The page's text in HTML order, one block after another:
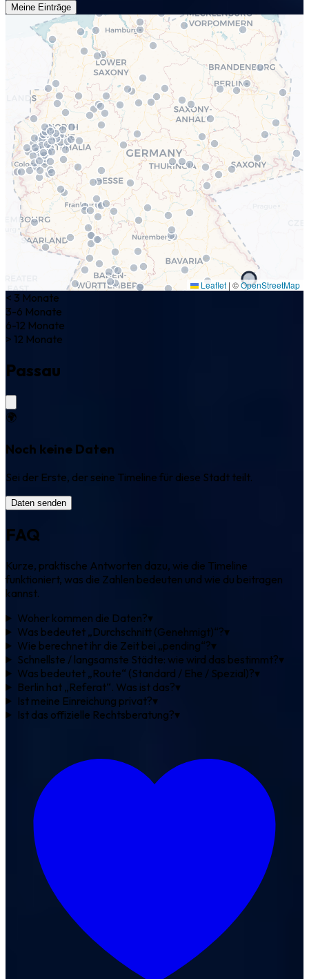
Meine Einträge
Leaflet | ©OpenStreetMap
< 3 Monate
3-6 Monate
6-12 Monate
> 12 Monate
Passau
🌍
Noch keine Daten
Sei der Erste, der seine Timeline für diese Stadt teilt.
Daten senden
FAQ
Kurze, praktische Antworten dazu, wie die Timeline
funktioniert, was die Zahlen bedeuten und wie du beitragen
kannst.
Woher kommen die Daten?▾
Was bedeutet „Durchschnitt (Genehmigt)“?▾
Wie berechnet ihr die Zeit bei „pending“?▾
Schnellste / langsamste Städte: wie wird das bestimmt?▾
Was bedeutet „Route“ (Standard / Ehe / Spezial)?▾
Berlin hat „Referat“. Was ist das?▾
Ist meine Einreichung privat?▾
Ist das offizielle Rechtsberatung?▾